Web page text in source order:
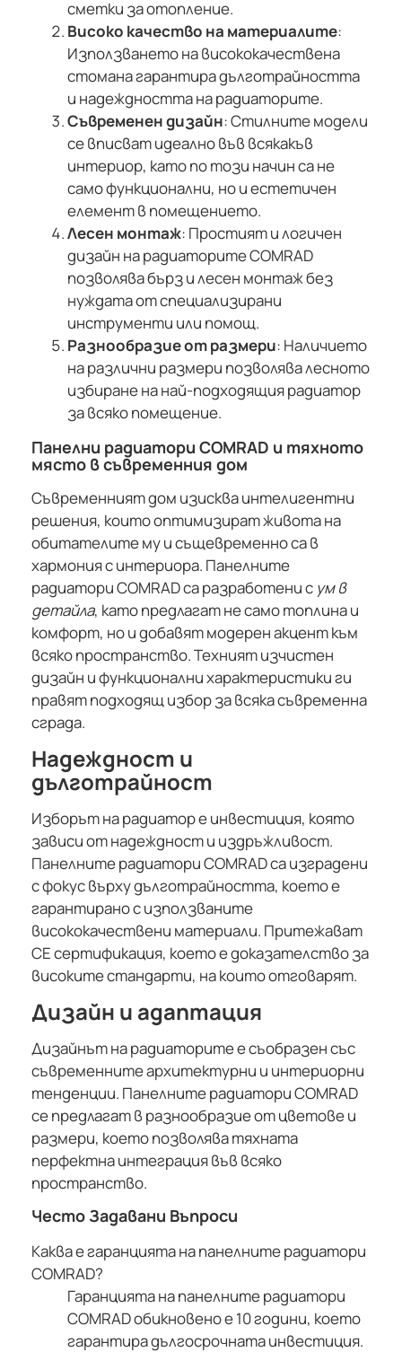
сметки за отопление.
Високо качество на материалите:
Използването на висококачествена
стомана гарантира дълготрайността
и надеждността на радиаторите.
Съвременен дизайн: Стилните модели
се вписват идеално във всякакъв
интериор, като по този начин са не
само функционални, но и естетичен
елемент в помещението.
Лесен монтаж: Простият и логичен
дизайн на радиаторите COMRAD
позволява бърз и лесен монтаж без
нуждата от специализирани
инструменти или помощ.
Разнообразие от размери: Наличието
на различни размери позволява лесното
избиране на най-подходящия радиатор
за всяко помещение.
Панелни радиатори COMRAD и тяхното
място в съвременния дом
Съвременният дом изисква интелигентни
решения, които оптимизират живота на
обитателите му и същевременно са в
хармония с интериора. Панелните
радиатори COMRAD са разработени с ум в
детайла, като предлагат не само топлина и
комфорт, но и добавят модерен акцент към
всяко пространство. Техният изчистен
дизайн и функционални характеристики ги
правят подходящ избор за всяка съвременна
сграда.
Надеждност и
дълготрайност
Изборът на радиатор е инвестиция, която
зависи от надеждност и издръжливост.
Панелните радиатори COMRAD са изградени
с фокус върху дълготрайността, което е
гарантирано с използваните
висококачествени материали. Притежават
CE сертификация, което е доказателство за
високите стандарти, на които отговарят.
Дизайн и адаптация
Дизайнът на радиаторите е съобразен със
съвременните архитектурни и интериорни
тенденции. Панелните радиатори COMRAD
се предлагат в разнообразие от цветове и
размери, което позволява тяхната
перфектна интеграция във всяко
пространство.
Често Задавани Въпроси
Каква е гаранцията на панелните радиатори
COMRAD?
Гаранцията на панелните радиатори
COMRAD обикновено е 10 години, което
гарантира дългосрочната инвестиция.